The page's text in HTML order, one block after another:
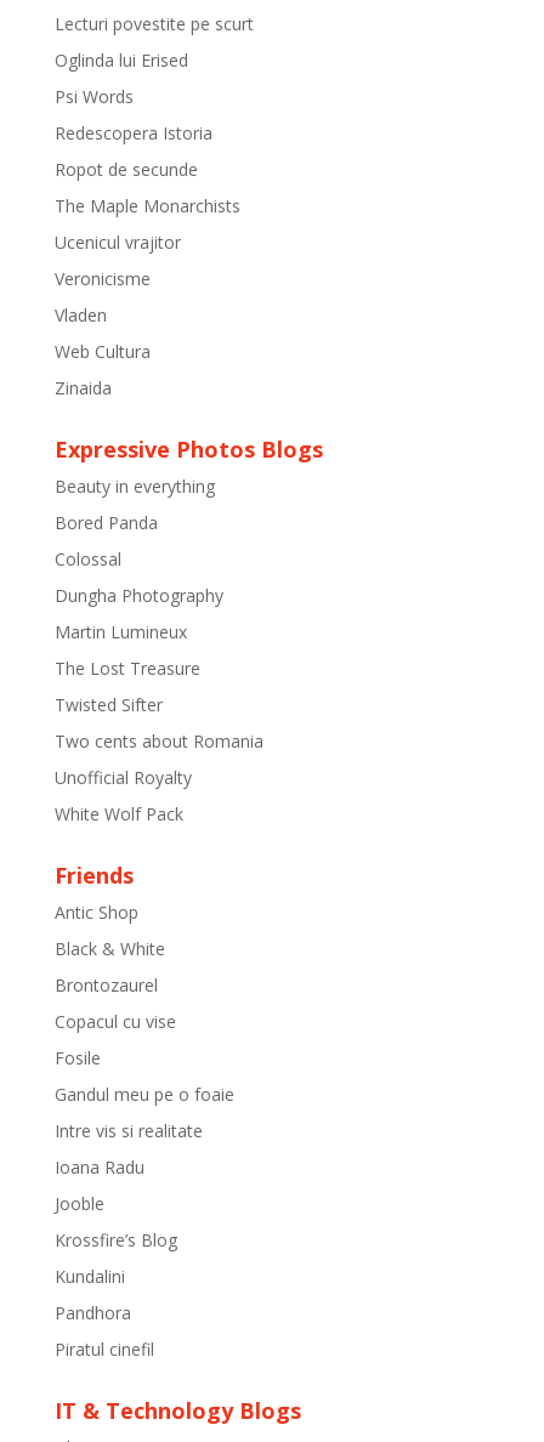
Lecturi povestite pe scurt
Oglinda lui Erised
Psi Words
Redescopera Istoria
Ropot de secunde
The Maple Monarchists
Ucenicul vrajitor
Veronicisme
Vladen
Web Cultura
Zinaida
Expressive Photos Blogs
Beauty in everything
Bored Panda
Colossal
Dungha Photography
Martin Lumineux
The Lost Treasure
Twisted Sifter
Two cents about Romania
Unofficial Royalty
White Wolf Pack
Friends
Antic Shop
Black & White
Brontozaurel
Copacul cu vise
Fosile
Gandul meu pe o foaie
Intre vis si realitate
Ioana Radu
Jooble
Krossfire’s Blog
Kundalini
Pandhora
Piratul cinefil
IT & Technology Blogs